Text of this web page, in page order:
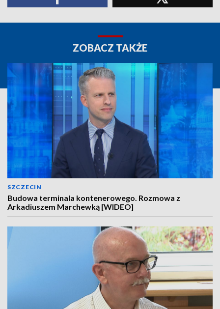
ZOBACZ TAKŻE
SZCZECIN
Budowa terminala kontenerowego. Rozmowa z
Arkadiuszem Marchewką [WIDEO]